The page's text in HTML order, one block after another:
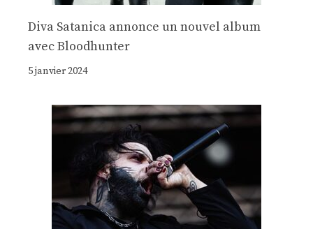
Diva Satanica annonce un nouvel album
avec Bloodhunter
5 janvier 2024